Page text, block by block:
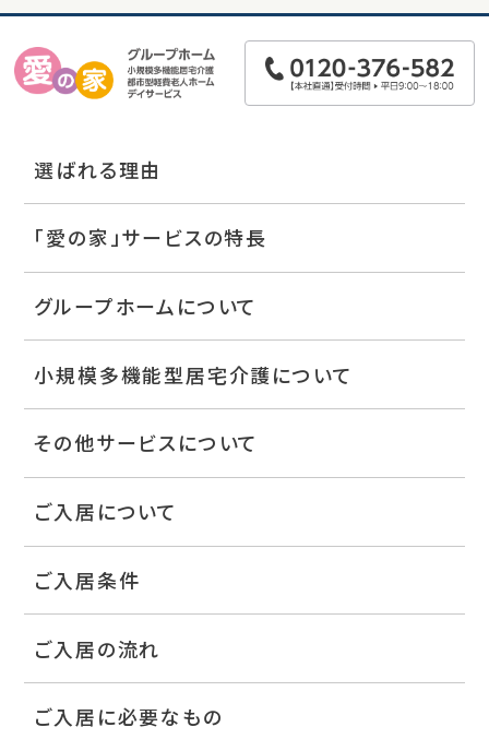
選ばれる理由
「愛の家」サービスの特長
グループホームについて
小規模多機能型居宅介護について
その他サービスについて
ご入居について
ご入居条件
ご入居の流れ
ご入居に必要なもの